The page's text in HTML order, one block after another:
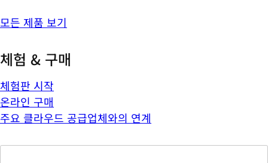
모든 제품 보기
체험 & 구매
체험판 시작
온라인 구매
주요 클라우드 공급업체와의 연계